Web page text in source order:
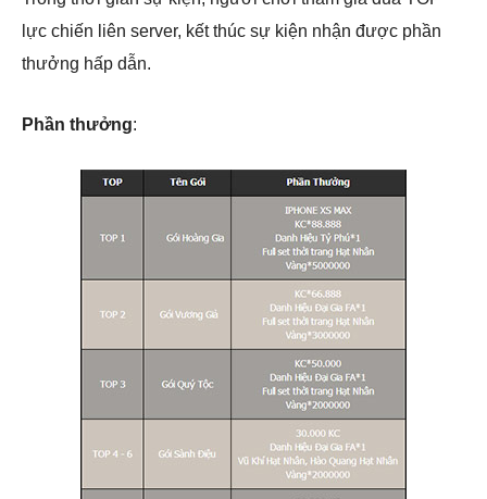
lực chiến liên server, kết thúc sự kiện nhận được phần
thưởng hấp dẫn.
Phần thưởng: